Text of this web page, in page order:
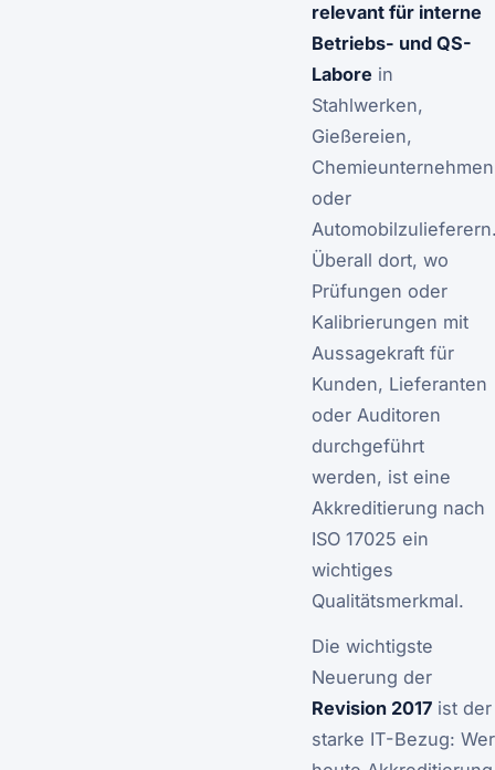
relevant für interne
Betriebs- und QS-
Labore in
Stahlwerken,
Gießereien,
Chemieunternehmen
oder
Überall dort, wo
Prüfungen oder
Kalibrierungen mit
Aussagekraft für
Kunden, Lieferanten
oder Auditoren
durchgeführt
werden, ist eine
Akkreditierung nach
ISO 17025 ein
wichtiges
Qualitätsmerkmal.
Die wichtigste
Neuerung der
Revision 2017 ist der
starke IT-Bezug: Wer